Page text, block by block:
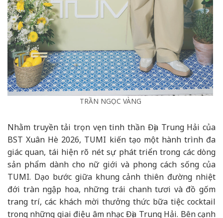
TRẦN NGỌC VÀNG
Nhằm truyền tải trọn vẹn tinh thần Địa Trung Hải của
BST Xuân Hè 2026, TUMI kiến tạo một hành trình đa
giác quan, tái hiện rõ nét sự phát triển trong các dòng
sản phẩm dành cho nữ giới và phong cách sống của
TUMI. Dạo bước giữa khung cảnh thiên đường nhiệt
đới tràn ngập hoa, những trái chanh tươi và đồ gốm
trang trí, các khách mời thưởng thức bữa tiệc cocktail
trong những giai điệu âm nhạc Địa Trung Hải. Bên cạnh